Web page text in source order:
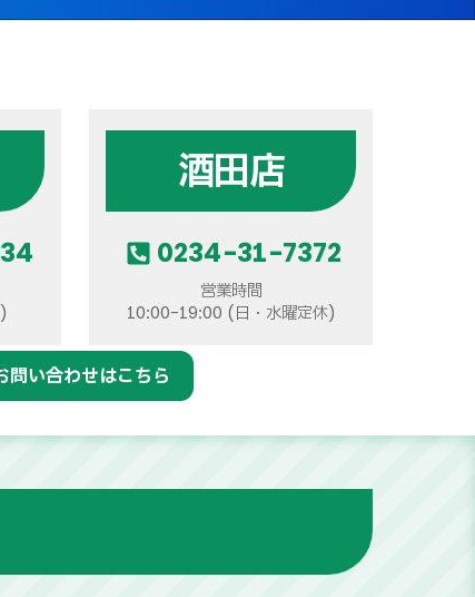
酒田店
0234-31-7372
営業時間
10:00-19:00 (日・水曜定休)
問い合わせはこちら